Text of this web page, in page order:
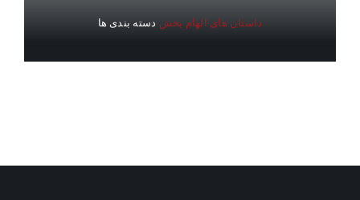
داستان های الهام بخش دسته بندی ها